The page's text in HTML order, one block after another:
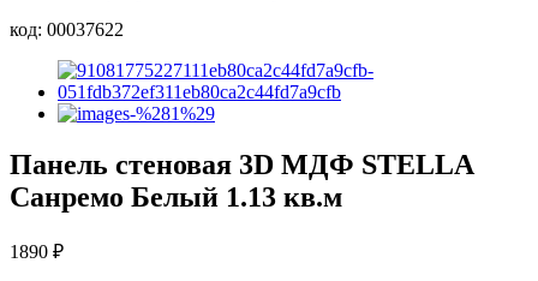
код: 00037622
Панель стеновая 3D МДФ STELLA
Санремо Белый 1.13 кв.м
1890 ₽